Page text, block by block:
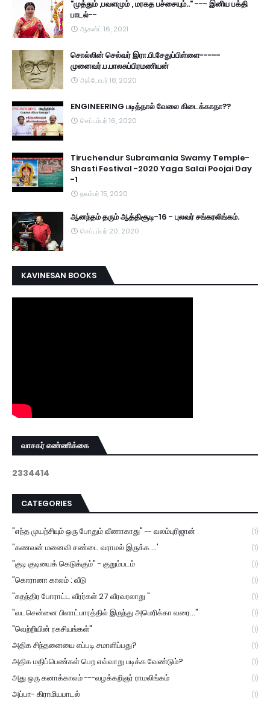
"முத்தும் ,பவளமும் , மரகத பச்சையும்.." --- இனிய பக்தி
பாடல்--
ஆகஸ்ட் 16, 2021
சொல்லின் செல்வர் இரா.பி.சேதுப்பிள்ளை-----
முனைவர்.ப.பாலசுப்பிரமணியன்
அக்டோபர் 18, 2020
ENGINEERING படித்தால் வேலை கிடைக்காதா??
செப்டம்பர் 16, 2020
Tiruchendur Subramania Swamy Temple-
Shasti Festival -2020 Yaga Salai Poojai Day
-1
நவம்பர் 15, 2020
ஆனந்தம் தரும் ஆத்திசூடி-16 - புலவர் சங்கரலிங்கம்.
செப்டம்பர் 20, 2020
KAVINESAN BOOKS
வாசகர் எண்ணிக்கை
2334414
CATEGORIES
"எந்த முயற்சியும் ஒரு போதும் வீணாகாது" -- வலம்புரிஜான் (1)
"கணவன் மனைவி சண்டை வராமல் இருக்க ...' (1)
"குடி குடியைக் கெடுக்கும்" - குறும்படம் (1)
"கொரானா காலம் : வீடு (1)
"சுதந்திர போராட்ட வீரர்கள் 27 வீரவரலாறு " (1)
"வடசென்னை பிளாட்பாரத்தில் இருந்து அமெரிக்கா வரை..." (1)
"வெற்றியின் ரகசியங்கள்" (1)
அதிக சிந்தனையை எப்படி சமாளிப்பது? (1)
அதிக மதிப்பெண்கள் பெற எவ்வாறு படிக்க வேண்டும்? (1)
அது ஒரு கனாக்காலம் ---வழக்கறிஞர் ராமலிங்கம் (1)
அப்பா- கிராமியபாடல் (1)